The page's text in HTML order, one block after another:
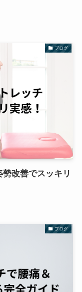
ブログ
勢改善でスッキリ
ブログ